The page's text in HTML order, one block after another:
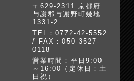
〒629-2311 京都府
与謝郡与謝野町幾地
1331-2
TEL：0772-42-5552
/ FAX：050-3527-
0118
営業時間：平日9:00
～16:00（定休日：土
日祝）